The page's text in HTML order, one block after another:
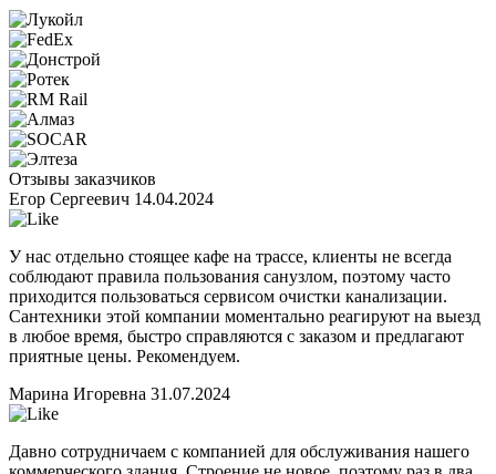
Отзывы заказчиков
Егор Сергеевич 14.04.2024
У нас отдельно стоящее кафе на трассе, клиенты не всегда
соблюдают правила пользования санузлом, поэтому часто
приходится пользоваться сервисом очистки канализации.
Сантехники этой компании моментально реагируют на выезд
в любое время, быстро справляются с заказом и предлагают
приятные цены. Рекомендуем.
Марина Игоревна 31.07.2024
Давно сотрудничаем с компанией для обслуживания нашего